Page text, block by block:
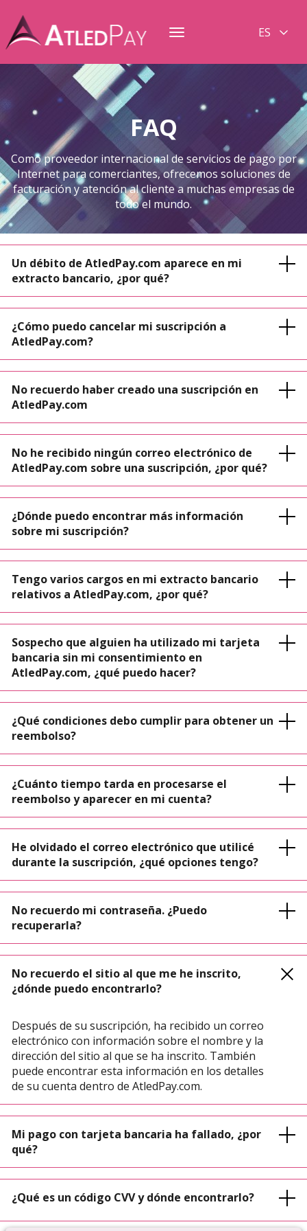
Toggle
ES
FAQ
Como proveedor internacional de servicios de pago por
Internet para comerciantes, ofrecemos soluciones de
facturación y atención al cliente a muchas empresas de
todo el mundo.
Un débito de AtledPay.com aparece en mi
extracto bancario, ¿por qué?
¿Cómo puedo cancelar mi suscripción a
AtledPay.com?
No recuerdo haber creado una suscripción en
AtledPay.com
No he recibido ningún correo electrónico de
AtledPay.com sobre una suscripción, ¿por qué?
¿Dónde puedo encontrar más información
sobre mi suscripción?
Tengo varios cargos en mi extracto bancario
relativos a AtledPay.com, ¿por qué?
Sospecho que alguien ha utilizado mi tarjeta
bancaria sin mi consentimiento en
AtledPay.com, ¿qué puedo hacer?
¿Qué condiciones debo cumplir para obtener un
reembolso?
¿Cuánto tiempo tarda en procesarse el
reembolso y aparecer en mi cuenta?
He olvidado el correo electrónico que utilicé
durante la suscripción, ¿qué opciones tengo?
No recuerdo mi contraseña. ¿Puedo
recuperarla?
No recuerdo el sitio al que me he inscrito,
¿dónde puedo encontrarlo?
Después de su suscripción, ha recibido un correo
electrónico con información sobre el nombre y la
dirección del sitio al que se ha inscrito. También
puede encontrar esta información en los detalles
de su cuenta dentro de AtledPay.com.
Mi pago con tarjeta bancaria ha fallado, ¿por
qué?
¿Qué es un código CVV y dónde encontrarlo?